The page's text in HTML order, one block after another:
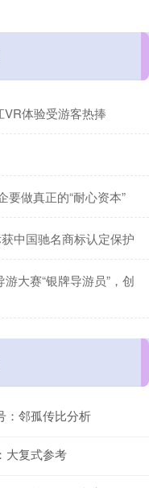
VR体验受游客热捧
要做真正的“耐心资本”
中国驰名商标认定保护
大赛“银牌导游员”，创
：邻孤传比分析
大复式参考